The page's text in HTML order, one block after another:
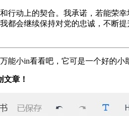
行动上的契合。我承诺，若能荣
都会继续保持对党的忠诚，不断
能小in看看吧，它可是一个好的小
章！